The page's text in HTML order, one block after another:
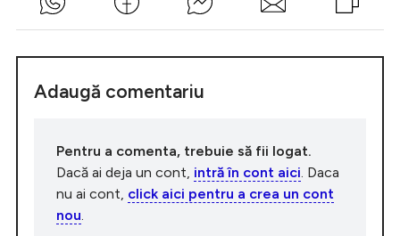
Adaugă comentariu
Pentru a comenta, trebuie să fii logat.
Dacă ai deja un cont, intră în cont aici . Daca
nu ai cont, click aici pentru a crea un cont
nou